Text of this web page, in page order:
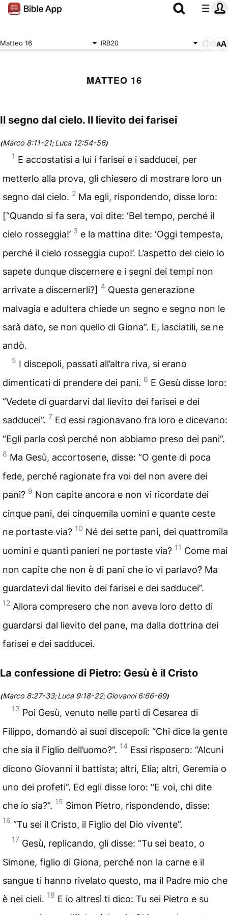
Matteo 16 IRB20
MATTEO 16
Il segno dal cielo. Il lievito dei farisei
(Marco 8:11-21;Luca 12:54-56)
1 E accostatisi a lui i farisei e i sadducei, per
metterlo alla prova, gli chiesero di mostrare loro un
segno dal cielo. 2 Ma egli, rispondendo, disse loro:
[“Quando si fa sera, voi dite: ‘Bel tempo, perché il
cielo rosseggia!’ 3 e la mattina dite: ‘Oggi tempesta,
perché il cielo rosseggia cupo!’. L’aspetto del cielo lo
sapete dunque discernere e i segni dei tempi non
arrivate a discernerli?] 4 Questa generazione
malvagia e adultera chiede un segno e segno non le
sarà dato, se non quello di Giona”. E, lasciatili, se ne
andò.
5 I discepoli, passati all’altra riva, si erano
dimenticati di prendere dei pani. 6 E Gesù disse loro:
“Vedete di guardarvi dal lievito dei farisei e dei
sadducei”. 7 Ed essi ragionavano fra loro e dicevano:
“Egli parla così perché non abbiamo preso dei pani”.
8 Ma Gesù, accortosene, disse: “O gente di poca
fede, perché ragionate fra voi del non avere dei
pani? 9 Non capite ancora e non vi ricordate dei
cinque pani, dei cinquemila uomini e quante ceste
ne portaste via? 10 Né dei sette pani, dei quattromila
uomini e quanti panieri ne portaste via? 11 Come mai
non capite che non è di pani che io vi parlavo? Ma
guardatevi dal lievito dei farisei e dei sadducei”.
12 Allora compresero che non aveva loro detto di
guardarsi dal lievito del pane, ma dalla dottrina dei
farisei e dei sadducei.
La confessione di Pietro: Gesù è il Cristo
(Marco 8:27-33;Luca 9:18-22; Giovanni 6:66-69)
13 Poi Gesù, venuto nelle parti di Cesarea di
Filippo, domandò ai suoi discepoli: “Chi dice la gente
che sia il Figlio dell’uomo?”. 14 Essi risposero: “Alcuni
dicono Giovanni il battista; altri, Elia; altri, Geremia o
uno dei profeti”. Ed egli disse loro: “E voi, chi dite
che io sia?”. 15 Simon Pietro, rispondendo, disse:
16 “Tu sei il Cristo, il Figlio del Dio vivente”.
17 Gesù, replicando, gli disse: “Tu sei beato, o
Simone, figlio di Giona, perché non la carne e il
sangue ti hanno rivelato questo, ma il Padre mio che
è nei cieli. 18 E io altresì ti dico: Tu sei Pietro e su